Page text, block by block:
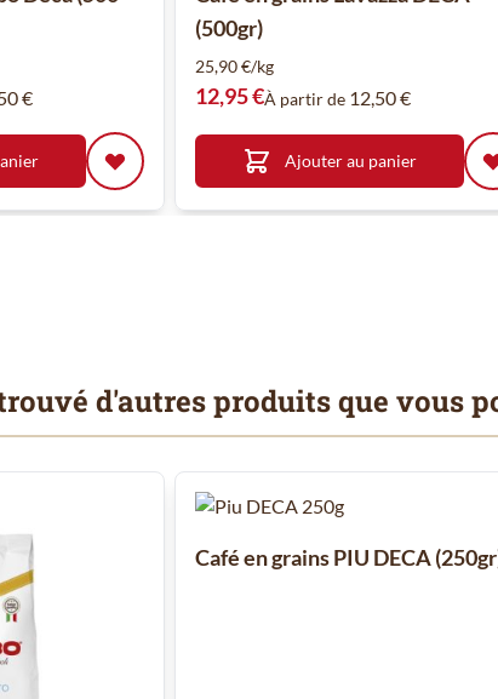
€
(500gr)
25,90 €/kg
12,95 €À partir de 12,50 €
Ajouter au panier
d'autres produits que vous
entre les éléments du carrousel à l'aide de la touche de
Café en grains PIU DECA